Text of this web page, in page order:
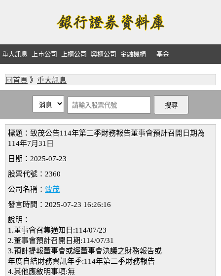
重大訊息 上市公司 上櫃公司 興櫃公司 金融機構 基金
回首頁 》 重大訊息
標題：致茂公告114年第二季財務報告董事會預計召開日期為
114年7月31日
日期：2025-07-23
股票代號：2360
公司名稱： 致茂
發言時間：2025-07-23 16:26:16
說明：
1.董事會召集通知日:114/07/23
2.董事會預計召開日期:114/07/31
3.預計提報董事會或經董事會決議之財務報告或
年度自結財務資訊年季:114年第二季財務報告
4.其他應敘明事項:無